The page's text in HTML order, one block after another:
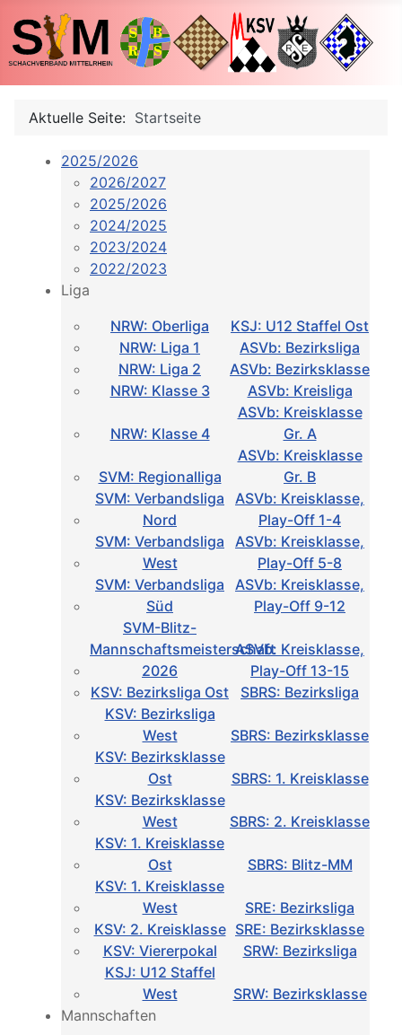
Aktuelle Seite: Startseite
2025/2026
2026/2027
2025/2026
2024/2025
2023/2024
2022/2023
Liga
NRW: Oberliga
KSJ: U12 Staffel Ost
NRW: Liga 1
ASVb: Bezirksliga
NRW: Liga 2
ASVb: Bezirksklasse
NRW: Klasse 3
ASVb: Kreisliga
NRW: Klasse 4
ASVb: Kreisklasse
Gr. A
SVM: Regionalliga
ASVb: Kreisklasse
Gr. B
SVM: Verbandsliga
Nord
ASVb: Kreisklasse,
Play-Off 1-4
SVM: Verbandsliga
West
ASVb: Kreisklasse,
Play-Off 5-8
SVM: Verbandsliga
Süd
ASVb: Kreisklasse,
Play-Off 9-12
SVM-Blitz-
Mannschaftsmeisterschaft
2026
ASVb: Kreisklasse,
Play-Off 13-15
KSV: Bezirksliga Ost
SBRS: Bezirksliga
KSV: Bezirksliga
West
SBRS: Bezirksklasse
KSV: Bezirksklasse
Ost
SBRS: 1. Kreisklasse
KSV: Bezirksklasse
West
SBRS: 2. Kreisklasse
KSV: 1. Kreisklasse
Ost
SBRS: Blitz-MM
KSV: 1. Kreisklasse
West
SRE: Bezirksliga
KSV: 2. Kreisklasse SRE: Bezirksklasse
KSV: Viererpokal
SRW: Bezirksliga
KSJ: U12 Staffel
West
SRW: Bezirksklasse
Mannschaften